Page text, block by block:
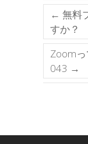
← 無料
すか？
Zoom
043 →